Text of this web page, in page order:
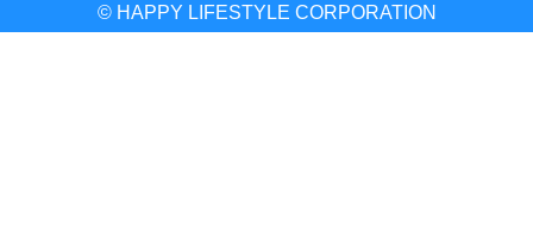
© HAPPY LIFESTYLE CORPORATION